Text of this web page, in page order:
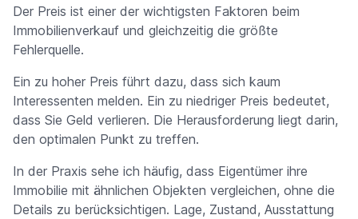
Der Preis ist einer der wichtigsten Faktoren beim
Immobilienverkauf und gleichzeitig die größte
Fehlerquelle.
Ein zu hoher Preis führt dazu, dass sich kaum
Interessenten melden. Ein zu niedriger Preis bedeutet,
dass Sie Geld verlieren. Die Herausforderung liegt darin,
den optimalen Punkt zu treffen.
In der Praxis sehe ich häufig, dass Eigentümer ihre
Immobilie mit ähnlichen Objekten vergleichen, ohne die
Details zu berücksichtigen. Lage, Zustand, Ausstattung